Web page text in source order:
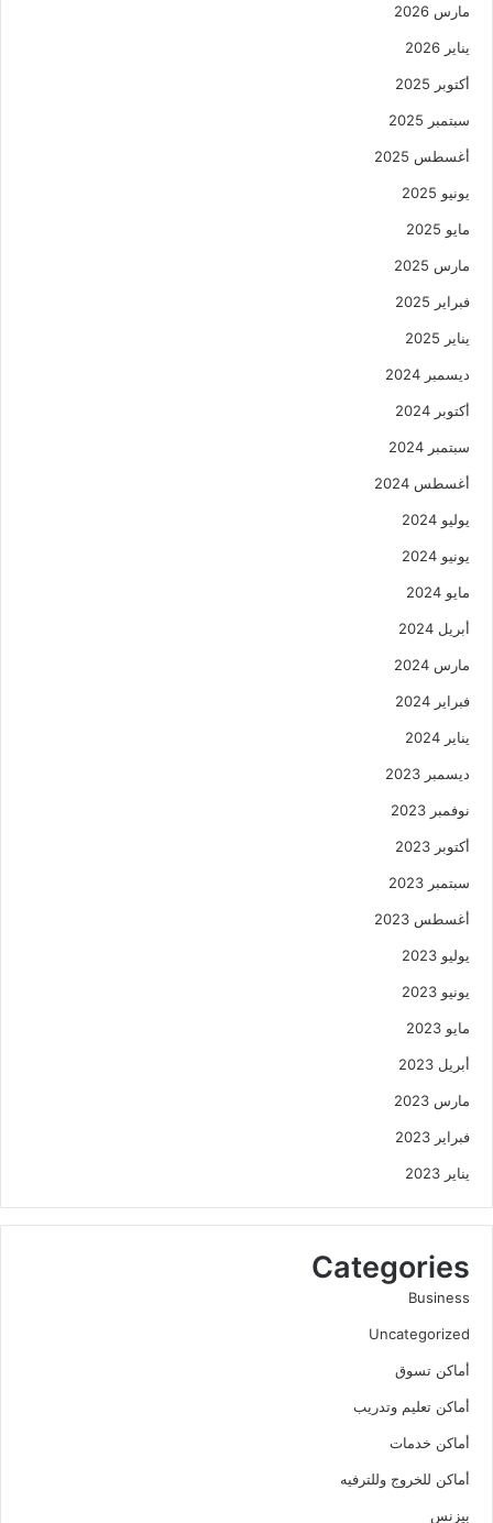
مارس 2026
يناير 2026
أكتوبر 2025
سبتمبر 2025
أغسطس 2025
يونيو 2025
مايو 2025
مارس 2025
فبراير 2025
يناير 2025
ديسمبر 2024
أكتوبر 2024
سبتمبر 2024
أغسطس 2024
يوليو 2024
يونيو 2024
مايو 2024
أبريل 2024
مارس 2024
فبراير 2024
يناير 2024
ديسمبر 2023
نوفمبر 2023
أكتوبر 2023
سبتمبر 2023
أغسطس 2023
يوليو 2023
يونيو 2023
مايو 2023
أبريل 2023
مارس 2023
فبراير 2023
يناير 2023
Categories
Business
Uncategorized
أماكن تسوق
أماكن تعليم وتدريب
أماكن خدمات
أماكن للخروج وللترفيه
بيزنس